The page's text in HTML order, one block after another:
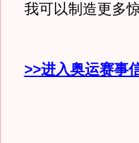
我可以制造更多
>>进入奥运赛事